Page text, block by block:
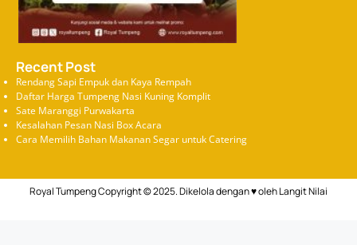
Recent Post
Rendang Sapi Empuk dan Kaya Rempah
Daftar Harga Tumpeng Nasi Kuning Komplit
Sate Maranggi Purwakarta
Kesalahan Pesan Nasi Box Acara
Cara Memilih Bahan Makanan Segar untuk Catering
Royal Tumpeng Copyright © 2025. Dikelola dengan ♥ olehLangit Nilai